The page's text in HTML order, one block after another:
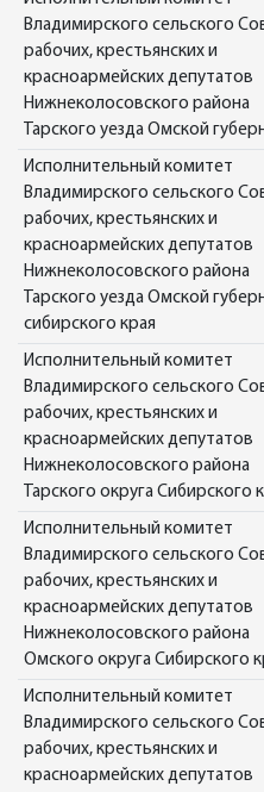
Владимирского сельского
рабочих, крестьянских и
красноармейских депутатов
Нижнеколосовского района
Тарского уезда Омской
Исполнительный комитет
Владимирского сельского
рабочих, крестьянских и
красноармейских депутатов
Нижнеколосовского района
Тарского уезда Омской
сибирского края
Исполнительный комитет
Владимирского сельского
рабочих, крестьянских и
красноармейских депутатов
Нижнеколосовского района
Тарского округа Сибирского
Исполнительный комитет
Владимирского сельского
рабочих, крестьянских и
красноармейских депутатов
Нижнеколосовского района
Омского округа Сибирского
Исполнительный комитет
Владимирского сельского
рабочих, крестьянских и
красноармейских депутатов